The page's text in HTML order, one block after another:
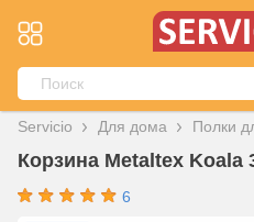
Servicio Для дома Полки
Корзина Metaltex Koala
6